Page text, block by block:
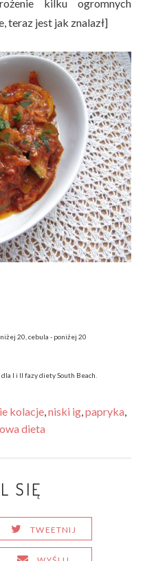
kilku ogromnych
teraz jest jak znalazł]
20, cebula - poniżej 20
I i II fazy diety South Beach.
kolacje niski ig papryka
dieta
SIĘ
TWEETNIJ